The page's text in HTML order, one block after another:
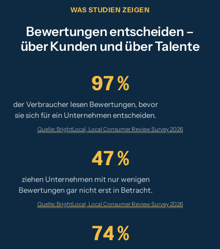
WAS STUDIEN ZEIGEN
Bewertungen entscheiden –
über Kunden und über Talente
97 %
der Verbraucher lesen Bewertungen, bevor
sie sich für ein Unternehmen entscheiden.
Quelle: BrightLocal, Local Consumer Review Survey 2026
47 %
ziehen Unternehmen mit nur wenigen
Bewertungen gar nicht erst in Betracht.
Quelle: BrightLocal, Local Consumer Review Survey 2026
74 %